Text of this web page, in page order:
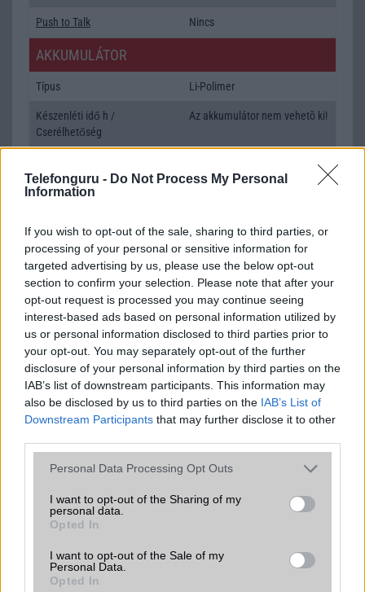
Telefonguru - Do Not Process My Personal
Information
If you wish to opt-out of the sale, sharing to third parties, or
processing of your personal or sensitive information for
targeted advertising by us, please use the below opt-out
section to confirm your selection. Please note that after your
opt-out request is processed you may continue seeing
interest-based ads based on personal information utilized by
us or personal information disclosed to third parties prior to
your opt-out. You may separately opt-out of the further
disclosure of your personal information by third parties on the
IAB’s list of downstream participants. This information may
also be disclosed by us to third parties on the IAB’s List of
Downstream Participants that may further disclose it to other
Please note that this website/app uses one or more Google
not limited to your visit or usage behaviour. You may click to
grant or deny consent to Google and its third-party tags to
use your data for below specified purposes in below Google
consent section.
Personal Data Processing Opt Outs
I want to opt-out of the Sharing of my
personal data.
Opted In
I want to opt-out of the Sale of my
Personal Data.
Opted In
Push to Talk Nincs
AKKUMULÁTOR
Típus Li-Polimer
Készenléti idő h /
Cserélhetőség
Az akkumulátor nem vehetõ ki!
Gyorstöltés
Java Nincs
Flash/ Ujjlenyomat olvasó Fingerprint sensor
SNS integráció alap szolgáltatás
Organizer alap szolgáltatás
T9 szótár alkalmazás független szótár
Office alkalmazások
DV = Document viewer (Word,
Excel, PowerPoint, PDF)
Extrák Dolby mobile
EGYÉB
Vibra jelzés
SIM típus nanoSIM
SIM-ek száma